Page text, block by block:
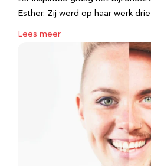
Esther. Zij werd op haar werk
Lees meer